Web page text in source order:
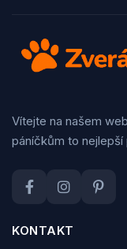
Vítejte na našem
páníčkům to
KONTAKT